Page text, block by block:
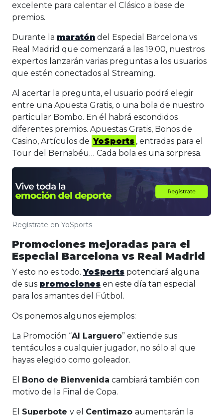
excelente para calentar el Clásico a base de
premios.
Durante la maratón del Especial Barcelona vs
Real Madrid que comenzará a las 19:00, nuestros
expertos lanzarán varias preguntas a los usuarios
que estén conectados al Streaming.
Al acertar la pregunta, el usuario podrá elegir
entre una Apuesta Gratis, o una bola de nuestro
particular Bombo. En él habrá escondidos
diferentes premios. Apuestas Gratis, Bonos de
Casino, Artículos de YoSports , entradas para el
Tour del Bernabéu… Cada bola es una sorpresa.
Regístrate en YoSports
Promociones mejoradas para el
Especial Barcelona vs Real Madrid
Y esto no es todo. YoSports potenciará alguna
de sus promociones en este día tan especial
para los amantes del Fútbol.
Os ponemos algunos ejemplos:
La Promoción “Al Larguero” extiende sus
tentáculos a cualquier jugador, no sólo al que
hayas elegido como goleador.
El Bono de Bienvenida cambiará también con
motivo de la Final de Copa.
El Superbote y el Centimazo aumentarán la